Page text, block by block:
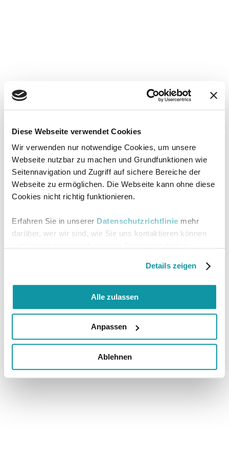
Diese Webseite verwendet Cookies
Wir verwenden nur notwendige Cookies, um unsere
Webseite nutzbar zu machen und Grundfunktionen wie
Seitennavigation und Zugriff auf sichere Bereiche der
Webseite zu ermöglichen. Die Webseite kann ohne diese
Cookies nicht richtig funktionieren.
Erfahren Sie in unserer Datenschutzrichtlinie mehr
darüber, wer wir sind, wie Sie uns kontaktieren können
Details zeigen
Alle zulassen
Anpassen
Ablehnen